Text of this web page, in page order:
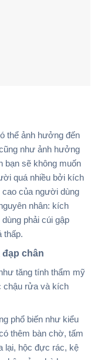
thể ảnh hưởng đến
như ảnh hưởng
bạn sẽ không muốn
quá nhiều bởi kích
của người dùng
nhân: kích
phải cúi gập
thấp.
chân
tăng tính thẩm mỹ
chậu rửa và kích
phổ biến như kiểu
thêm bàn chờ, tấm
lại, hộc đực rác, kệ